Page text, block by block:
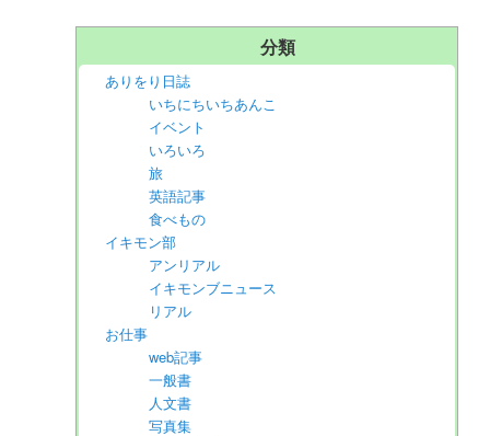
分類
ありをり日誌
いちにちいちあんこ
イベント
いろいろ
旅
英語記事
食べもの
イキモン部
アンリアル
イキモンブニュース
リアル
お仕事
web記事
一般書
人文書
写真集